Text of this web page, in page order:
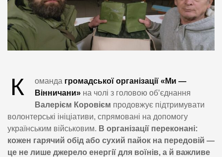
К оманда громадської організації «Ми —
Вінничани» на чолі з головою об’єднання
Валерієм Коровієм продовжує підтримувати
волонтерські ініціативи, спрямовані на допомогу
українським військовим. В організації переконані:
кожен гарячий обід або сухий пайок на передовій —
це не лише джерело енергії для воїнів, а й важливе